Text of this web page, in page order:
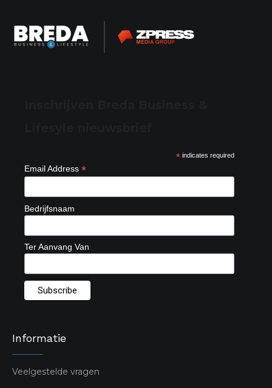
*indicates required
Email Address *
Bedrijfsnaam
Ter Aanvang Van
Informatie
Veelgestelde vragen